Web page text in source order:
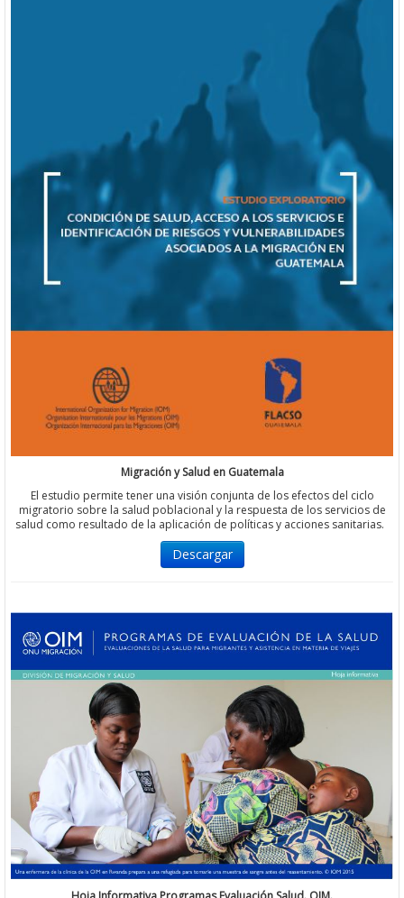
Migración y Salud en Guatemala
El estudio permite tener una visión conjunta de los efectos del ciclo
migratorio sobre la salud poblacional y la respuesta de los servicios de
salud como resultado de la aplicación de políticas y acciones sanitarias.
Descargar